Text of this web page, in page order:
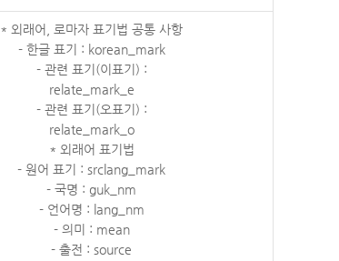
* 외래어, 로마자 표기법 공통 사항
- 한글 표기 : korean_mark
- 관련 표기(이표기) :
relate_mark_e
- 관련 표기(오표기) :
relate_mark_o
* 외래어 표기법
- 원어 표기 : srclang_mark
- 국명 : guk_nm
- 언어명 : lang_nm
- 의미 : mean
- 출전 : source